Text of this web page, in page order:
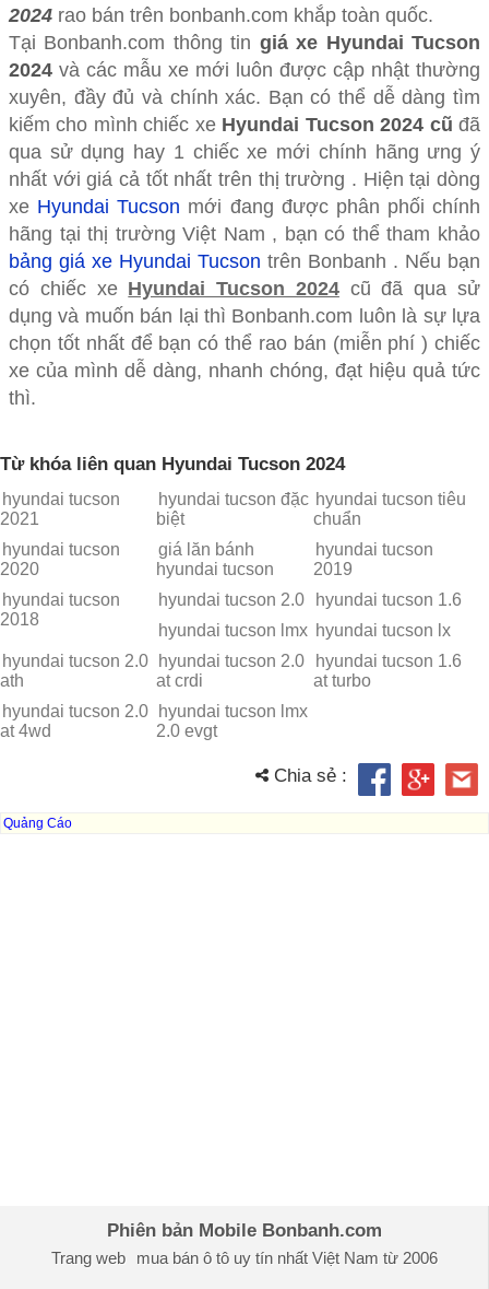
2024 rao bán trên bonbanh.com khắp toàn quốc.
Tại Bonbanh.com thông tin giá xe Hyundai Tucson
2024 và các mẫu xe mới luôn được cập nhật thường
xuyên, đầy đủ và chính xác. Bạn có thể dễ dàng tìm
kiếm cho mình chiếc xe Hyundai Tucson 2024 cũ đã
qua sử dụng hay 1 chiếc xe mới chính hãng ưng ý
nhất với giá cả tốt nhất trên thị trường . Hiện tại dòng
xe Hyundai Tucson mới đang được phân phối chính
hãng tại thị trường Việt Nam , bạn có thể tham khảo
bảng giá xe Hyundai Tucson trên Bonbanh . Nếu bạn
có chiếc xe Hyundai Tucson 2024cũ đã qua sử
dụng và muốn bán lại thì Bonbanh.com luôn là sự lựa
chọn tốt nhất để bạn có thể rao bán (miễn phí ) chiếc
xe của mình dễ dàng, nhanh chóng, đạt hiệu quả tức
thì.
Từ khóa liên quan Hyundai Tucson 2024
hyundai tucson
2021
hyundai tucson đặc
biệt
hyundai tucson tiêu
chuẩn
hyundai tucson
2020
giá lăn bánh
hyundai tucson
hyundai tucson
2019
hyundai tucson
2018
hyundai tucson 2.0
hyundai tucson 1.6
hyundai tucson lmx hyundai tucson lx
hyundai tucson 2.0
ath
hyundai tucson 2.0
at crdi
hyundai tucson 1.6
at turbo
hyundai tucson 2.0
at 4wd
hyundai tucson lmx
2.0 evgt
Chia sẻ :
Quảng Cáo
Phiên bản Mobile Bonbanh.com
Trang web mua bán ô tôuy tín nhất Việt Nam từ 2006